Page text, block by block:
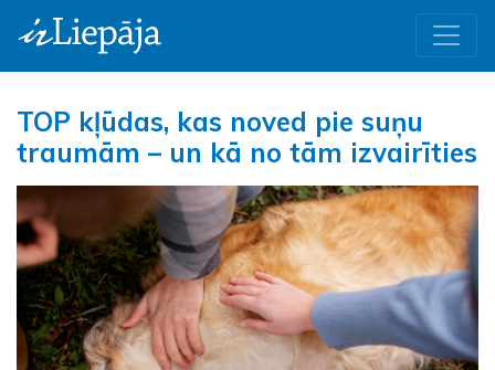
TOP kļūdas, kas noved pie suņu
traumām – un kā no tām izvairīties